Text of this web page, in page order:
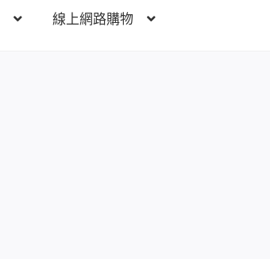
線上網路購物